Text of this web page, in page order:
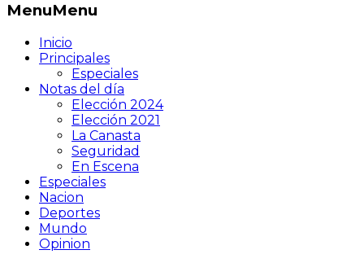
MenuMenu
Inicio
Principales
Especiales
Notas del día
Elección 2024
Elección 2021
La Canasta
Seguridad
En Escena
Especiales
Nacion
Deportes
Mundo
Opinion